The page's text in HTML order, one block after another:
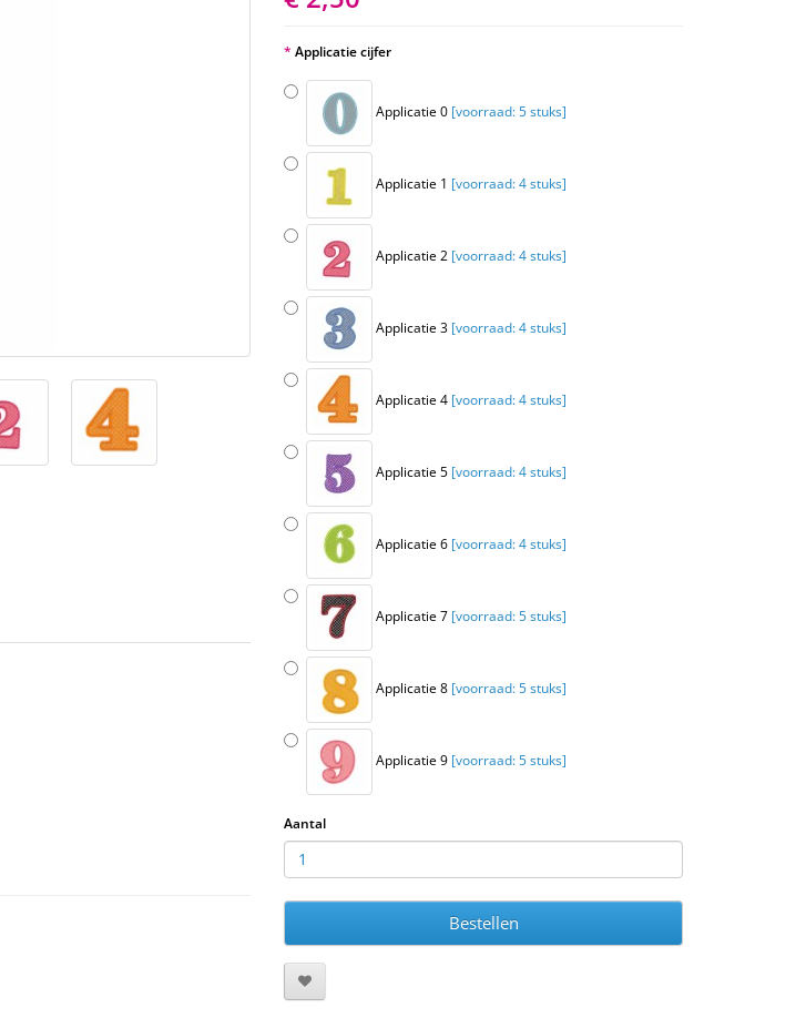
Applicatie cijfer
Applicatie 0 [voorraad: 5 stuks]
Applicatie 1 [voorraad: 4 stuks]
Applicatie 2 [voorraad: 4 stuks]
Applicatie 3 [voorraad: 4 stuks]
Applicatie 4 [voorraad: 4 stuks]
Applicatie 5 [voorraad: 4 stuks]
Applicatie 6 [voorraad: 4 stuks]
Applicatie 7 [voorraad: 5 stuks]
Applicatie 8 [voorraad: 5 stuks]
Applicatie 9 [voorraad: 5 stuks]
Aantal
Bestellen